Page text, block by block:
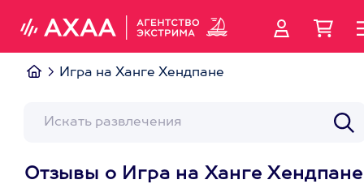
Игра на Ханге Хендпане
Отзывы о Игра на Ханге Хендпане